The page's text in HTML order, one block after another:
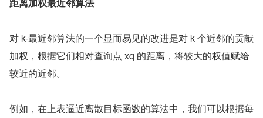
距离加权最近邻算法
对 k-最近邻算法的一个显而易见的改进是对 k 个近邻的贡献
加权，根据它们相对查询点 xq 的距离，将较大的权值赋给
较近的近邻。
例如，在上表逼近离散目标函数的算法中，我们可以根据每